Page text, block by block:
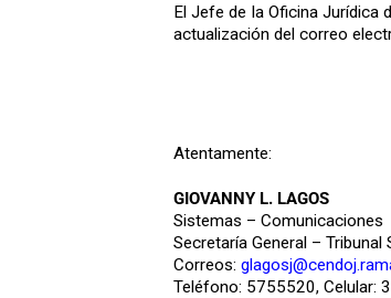
El Jefe de la Oficina Jurídica
actualización del correo
Atentamente:
GIOVANNY L. LAGOS
Sistemas – Comunicaciones
Secretaría General –
Correos:
Teléfono: 5755520, Celular: